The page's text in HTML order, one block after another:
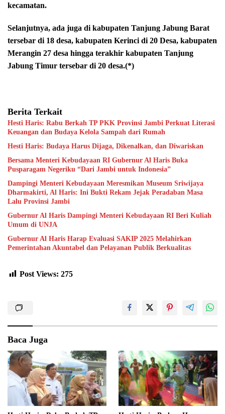
kecamatan.
Selanjutnya, ada juga di kabupaten Tanjung Jabung Barat
tersebar di 18 desa, kabupaten Kerinci di 20 Desa, kabupaten
Merangin 27 desa hingga terakhir kabupaten Tanjung
Jabung Timur tersebar di 20 desa.(*)
Berita Terkait
Hesti Haris: Rabu Berkah TP PKK Provinsi Jambi Perkuat Literasi
Keuangan dan Budaya Kelola Sampah dari Rumah
Hesti Haris: Budaya Harus Dijaga, Dikenalkan, dan Diwariskan
Bersama Menteri Kebudayaan RI Gubernur Al Haris Buka
Pusparagam Negeriku “Dari Jambi untuk Indonesia”
Dampingi Menteri Kebudayaan Meresmikan Museum Sriwijaya
Dharmakirti, Al Haris: Ini Bukti Rekam Jejak Peradaban Masa
Lalu Provinsi Jambi
Gubernur Al Haris Dampingi Menteri Kebudayaan RI Beri Kuliah
Umum di UNJA
Gubernur Al Haris Harap Evaluasi SAKIP 2025 Melahirkan
Pemerintahan Akuntabel dan Pelayanan Publik Berkualitas
Post Views: 275
Baca Juga